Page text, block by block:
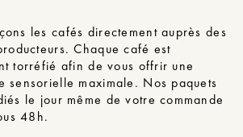
les cafés directement auprès des
Chaque café est
torréfié afin de vous offrir une
sensorielle maximale. Nos paquets
le jour même de votre commande
48h.